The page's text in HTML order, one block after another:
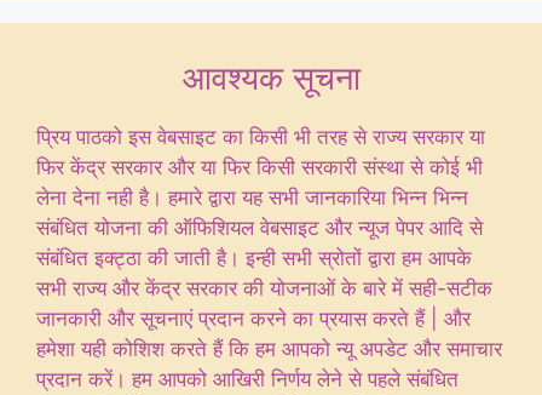
आवश्यक सूचना
प्रिय पाठको इस वेबसाइट का किसी भी तरह से राज्य सरकार या
फिर केंद्र सरकार और या फिर किसी सरकारी संस्था से कोई भी
लेना देना नही है। हमारे द्वारा यह सभी जानकारिया भिन्न भिन्न
संबंधित योजना की ऑफिशियल वेबसाइट और न्यूज पेपर आदि से
संबंधित इक्ट्ठा की जाती है। इन्ही सभी स्रोतों द्वारा हम आपके
सभी राज्य और केंद्र सरकार की योजनाओं के बारे में सही-सटीक
जानकारी और सूचनाएं प्रदान करने का प्रयास करते हैं | और
हमेशा यही कोशिश करते हैं कि हम आपको न्यू अपडेट और समाचार
प्रदान करें। हम आपको आखिरी निर्णय लेने से पहले संबंधित